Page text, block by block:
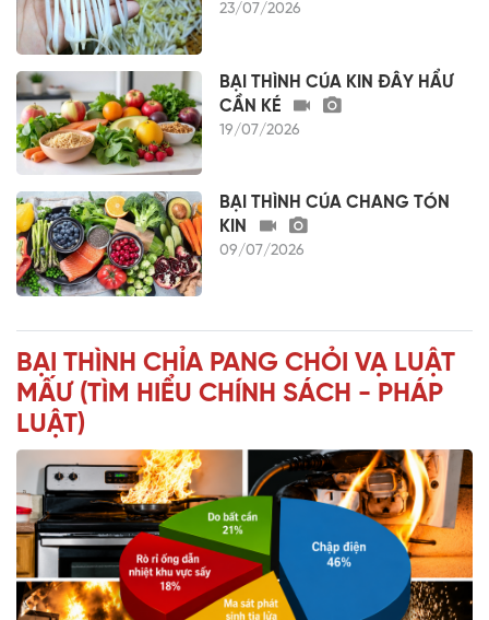
23/07/2026
BẠI THÌNH CÚA KIN ĐÂY HẨƯ
CẦN KÉ
19/07/2026
BẠI THÌNH CÚA CHANG TÓN
KIN
09/07/2026
BẠI THÌNH CHỈA PANG CHỎI VẠ LUẬT
MẤƯ (TÌM HIỂU CHÍNH SÁCH - PHÁP
LUẬT)